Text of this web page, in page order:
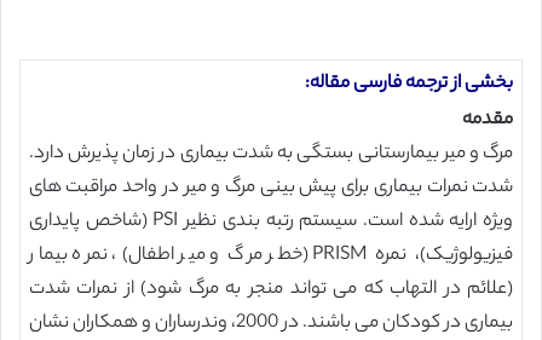
بخشی از ترجمه فارسی مقاله:
مقدمه
مرگ و میر بیمارستانی بستگی به شدت بیماری در زمان پذیرش دارد.
شدت نمرات بیماری برای پیش بینی مرگ و میر در واحد مراقبت های
ویژه ارایه شده است. سیستم رتبه بندی نظیر PSI (شاخص پایداری
فیزیولوژیک)، نمره PRISM (خطر مرگ و میر اطفال)، نمره بیمار
(علائم در التهاب که می تواند منجر به مرگ شود) از نمرات شدت
بیماری در کودکان می باشند. در 2000، وندرساران و همکاران نشان